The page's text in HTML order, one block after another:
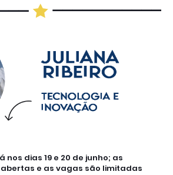
nos dias 19 e 20 de junho; as
e as vagas são limitadas